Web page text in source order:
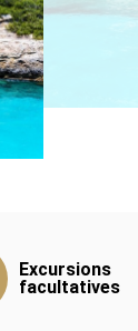
Excursions
facultatives